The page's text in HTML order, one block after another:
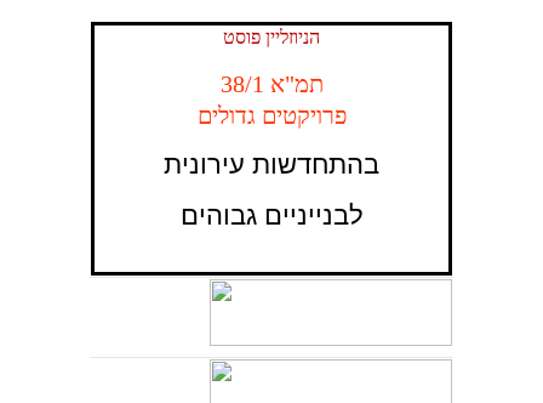
הניוזליין פוסט
תמ"א 38/1
פרויקטים גדולים
בהתחדשות עירונית
לבנייניים גבוהים